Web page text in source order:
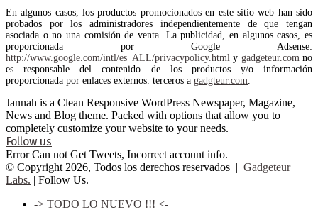
En algunos casos, los productos promocionados en este sitio web han sido
probados por los administradores independientemente de que tengan
asociada o no una comisión de venta. La publicidad, en algunos casos, es
proporcionada por Google Adsense:
http://www.google.com/intl/es_ALL/privacypolicy.html y gadgeteur.com no
es responsable del contenido de los productos y/o información
proporcionada por enlaces externos. terceros a gadgteur.com
Jannah is a Clean Responsive WordPress Newspaper, Magazine,
News and Blog theme. Packed with options that allow you to
completely customize your website to your needs.
Follow us
Error Can not Get Tweets, Incorrect account info.
© Copyright 2026, Todos los derechos reservados | Gadgeteur
Labs. | Follow Us.
-> TODO LO NUEVO !!! <-